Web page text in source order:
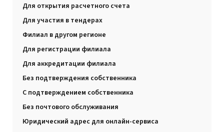
Для открытия расчетного счета
Для участия в тендерах
Филиал в другом регионе
Для регистрации филиала
Для аккредитации филиала
Без подтверждения собственника
С подтверждением собственника
Без почтового обслуживания
Юридический адрес для онлайн-сервиса